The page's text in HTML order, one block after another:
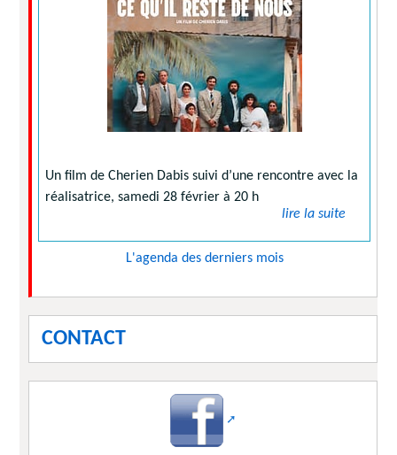
Un film de Cherien Dabis suivi d’une rencontre avec la
réalisatrice, samedi 28 février à 20 h
lire la suite
L'agenda des derniers mois
CONTACT